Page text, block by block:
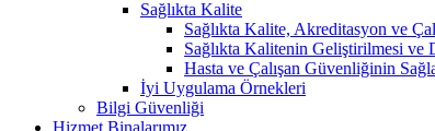
Sağlıkta Kalite
Sağlıkta Kalite, Akreditasyon ve
Sağlıkta Kalitenin Geliştirilmesi
Hasta ve Çalışan Güvenliğinin
İyi Uygulama Örnekleri
Bilgi Güvenliği
Hizmet Binalarımız